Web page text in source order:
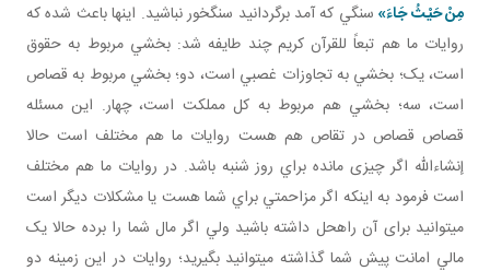
مِنْ حَيْثُ جَاءَ» سنگي که آمد برگردانيد سنگ خور نباشيد. اينها باعث شده که
روايات ما هم تبعاً للقرآن کريم چند طايفه شد: بخشي مربوط به حقوق
است، يک؛ بخشي به تجاوزات غصبي است، دو؛ بخشي مربوط به قصاص
است، سه؛ بخشي هم مربوط به کل مملکت است، چهار. اين مسئله
قصاص قصاص در تقاص هم هست روايات ما هم مختلف است حالا
إن شاءالله اگر چيزی مانده براي روز شنبه باشد. در روايات ما هم مختلف
است فرمود به اينکه اگر مزاحمتي براي شما هست يا مشکلات ديگر است
مي توانيد برای آن راه حل داشته باشيد ولي اگر مال شما را برده حالا يک
مالي امانت پيش شما گذاشته مي توانيد بگيريد؛ روايات در اين زمينه دو